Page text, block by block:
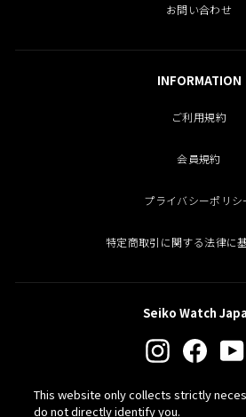
お問い合わせ
INFORMATION
ご利用規約
会員規約
プライバシーポリシ
特定商取引に関する法律に
Seiko Watch
Instagram
PROSPEX
This website only collects strictly
do not directly identify you.